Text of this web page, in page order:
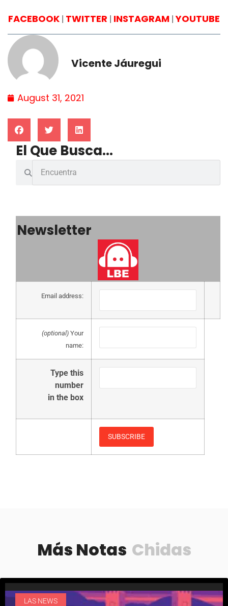
FACEBOOK | TWITTER | INSTAGRAM |YOUTUBE
Vicente Jáuregui
August 31, 2021
El Que Busca...
Newsletter
Email address:
(optional) Your
name:
Type this
number
in the box
Más Notas Chidas
LAS NEWS